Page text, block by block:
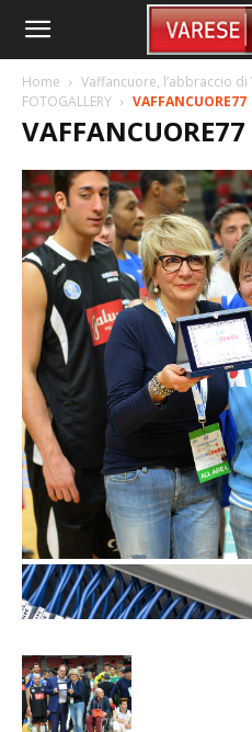
Home
Vaffancuore, l’abbraccio
FOTOGALLERY
VAFFANCUORE77
VAFFANCUORE77